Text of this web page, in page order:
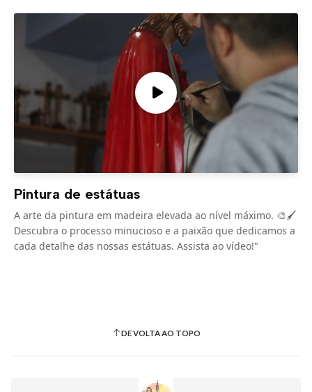
Pintura de estátuas
A arte da pintura em madeira elevada ao nível máximo. 🎨🖌️
Descubra o processo minucioso e a paixão que dedicamos a
cada detalhe das nossas estátuas. Assista ao vídeo!"
DE VOLTA AO TOPO